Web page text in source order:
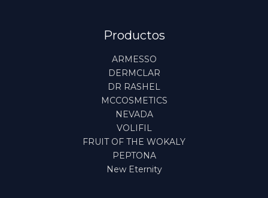
Productos
ARMESSO
DERMCLAR
DR RASHEL
MCCOSMETICS
NEVADA
VOLIFIL
FRUIT OF THE WOKALY
PEPTONA
New Eternity